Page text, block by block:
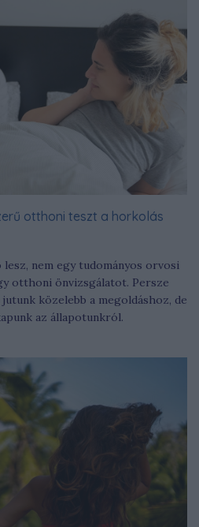
otthoni teszt a horkolás
nem egy tudományos orvosi
otthoni önvizsgálatot. Persze
közelebb a megoldáshoz, de
az állapotunkról.